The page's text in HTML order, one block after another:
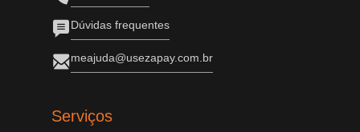
Dúvidas frequentes
meajuda@usezapay.com.br
Serviços